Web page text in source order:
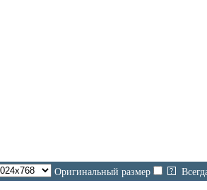
Оригинальный размер